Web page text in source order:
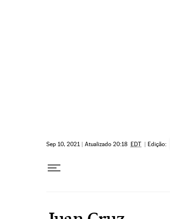
Sep 10, 2021 | Atualizado 20:18 EDT | Edição: